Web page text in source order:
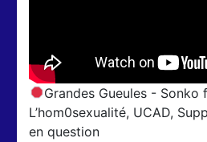
Grandes Gueules - Sonko
L’hom0sexualité, UCAD,
en question